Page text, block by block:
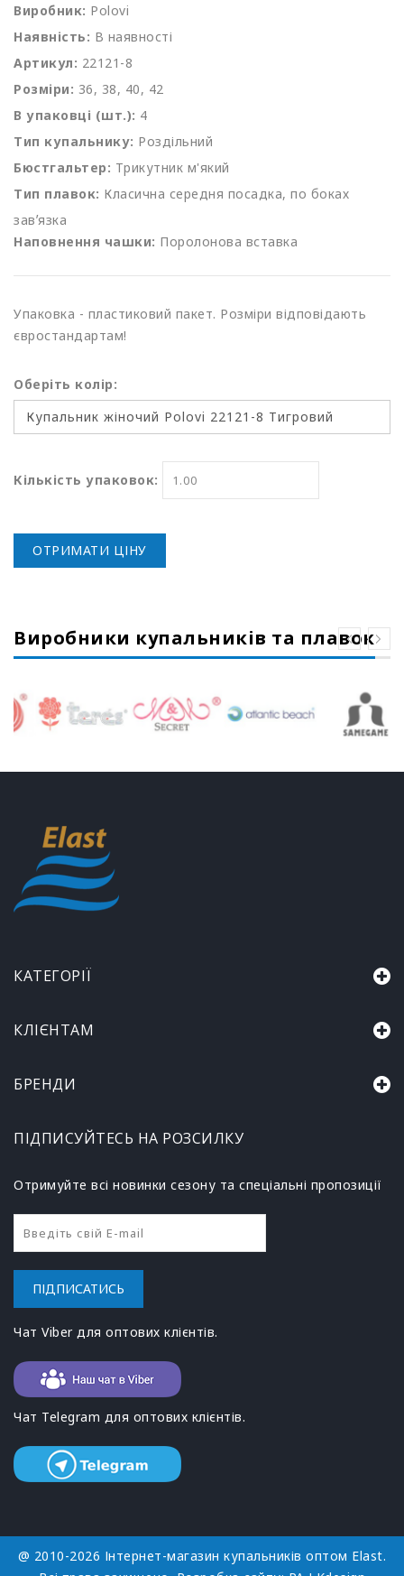
Виробник: Polovi
Наявність: В наявності
Артикул: 22121-8
Розміри: 36, 38, 40, 42
В упаковці (шт.): 4
Тип купальнику: Роздільний
Бюстгальтер: Трикутник м'який
Тип плавок: Класична середня посадка, по боках
завʼязка
Наповнення чашки: Поролонова вставка
Упаковка - пластиковий пакет. Розміри відповідають
євростандартам!
Оберіть колір:
Кількість упаковок:
ОТРИМАТИ ЦІНУ
Виробники купальників та плавок
КАТЕГОРІЇ
КЛІЄНТАМ
БРЕНДИ
ПІДПИСУЙТЕСЬ НА РОЗСИЛКУ
Отримуйте всі новинки сезону та спеціальні пропозиції
ПІДПИСАТИСЬ
Чат Viber для оптових клієнтів.
Чат Telegram для оптових клієнтів.
@ 2010-2026 Інтернет-магазин купальників оптом Elast.